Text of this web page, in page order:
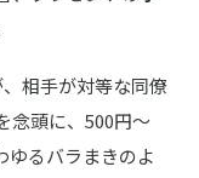
商品詳細はこちら
相手が対等な同僚
念頭に、500円〜
ゆるバラまきのよ